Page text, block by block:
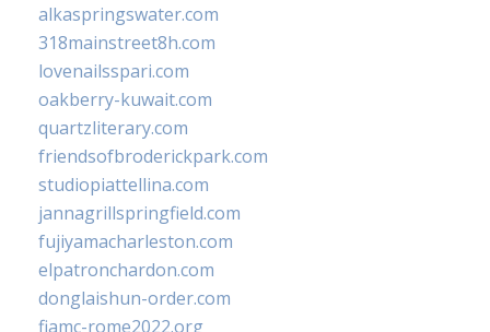
alkaspringswater.com
318mainstreet8h.com
lovenailsspari.com
oakberry-kuwait.com
quartzliterary.com
friendsofbroderickpark.com
studiopiattellina.com
jannagrillspringfield.com
fujiyamacharleston.com
elpatronchardon.com
donglaishun-order.com
fiamc-rome2022.org